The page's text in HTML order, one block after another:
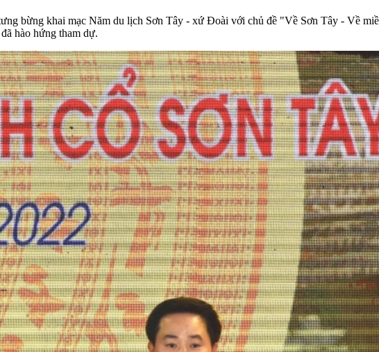
bừng khai mạc Năm du lịch Sơn Tây - xứ Đoài với chủ đề "Về Sơn Tây - Về
hào hứng tham dự.